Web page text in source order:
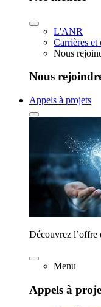
L'ANR
Carrières et
Nous
Nous
Appels à projets
Découvrez l’offre
Menu
Appels à